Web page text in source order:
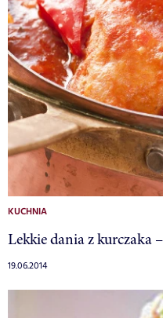
KUCHNIA
Lekkie dania z kurczaka
19.06.2014